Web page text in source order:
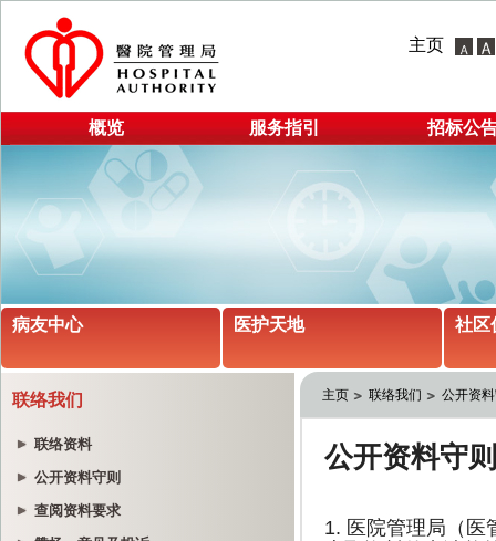
主页
概览 服务指引 招标公
病友中心 医护天地 社区
联络我们
联络资料
公开资料守则
查阅资料要求
主页 联络我们 公开资